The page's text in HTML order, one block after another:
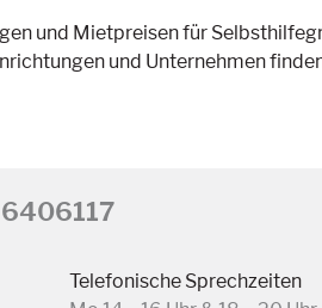
und Mietpreisen für
und Unternehmen
Telefonische Sprechzeiten